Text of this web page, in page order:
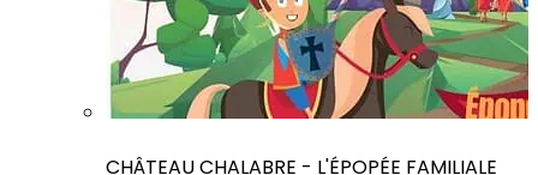
CHÂTEAU CHALABRE - L'ÉPOPÉE FAMILIALE